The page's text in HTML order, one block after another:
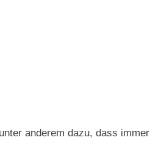
anderem dazu, dass immer